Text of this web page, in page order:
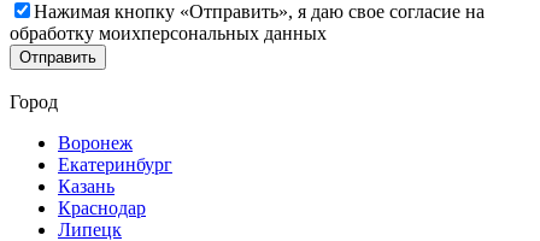
Нажимая кнопку «Отправить», я даю свое согласие на
обработку моихперсональных данных
Отправить
Город
Воронеж
Екатеринбург
Казань
Краснодар
Липецк